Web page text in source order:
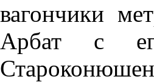
вагончики
Арбат с